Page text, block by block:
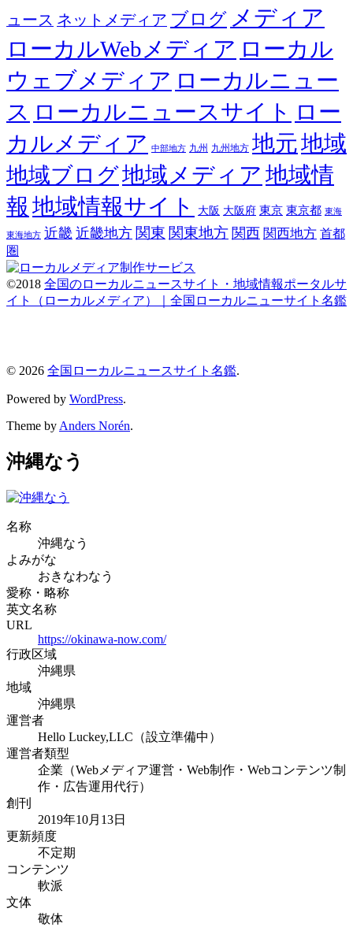
ュース ネットメディア ブログ メディア
ローカルWebメディア ローカル
ウェブメディア ローカルニュー
ス ローカルニュースサイト ロー
カルメディア 中部地方 九州 九州地方 地元地域
地域ブログ地域メディア 地域情
報 地域情報サイト 大阪 大阪府 東京 東京都 東海
東海地方 近畿 近畿地方 関東 関東地方 関西 関西地方 首都
圏
©2018 全国のローカルニュースサイト・地域情報ポータルサ
イト（ローカルメディア）｜全国ローカルニューサイト名鑑
© 2026 全国ローカルニュースサイト名鑑.
Powered by WordPress.
Theme by Anders Norén.
沖縄なう
名称
沖縄なう
よみがな
おきなわなう
愛称・略称
英文名称
URL
https://okinawa-now.com/
行政区域
沖縄県
地域
沖縄県
運営者
Hello Luckey,LLC（設立準備中）
運営者類型
企業（Webメディア運営・Web制作・Webコンテンツ制
作・広告運用代行）
創刊
2019年10月13日
更新頻度
不定期
コンテンツ
軟派
文体
敬体